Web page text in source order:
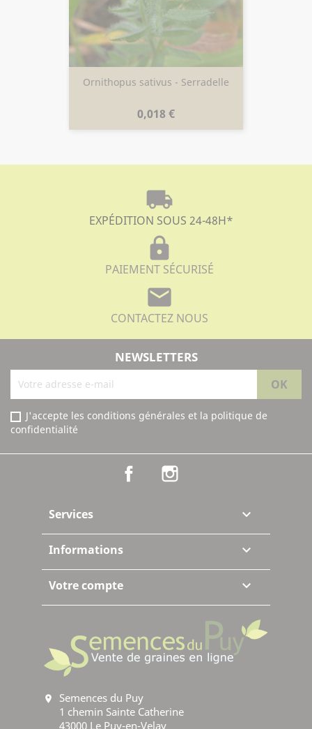
Ornithopus sativus - Serradelle
Prix
0,018 €
local_shipping
EXPÉDITION SOUS 24-48H*
lock
PAIEMENT SÉCURISÉ
mail
CONTACTEZ NOUS
NEWSLETTERS
J'accepte les conditions générales et la politique de
confidentialité
Facebook
Services 
Informations 
Votre compte 
location_on
Semences du Puy
1 chemin Sainte Catherine
43000 Le Puy-en-Velay